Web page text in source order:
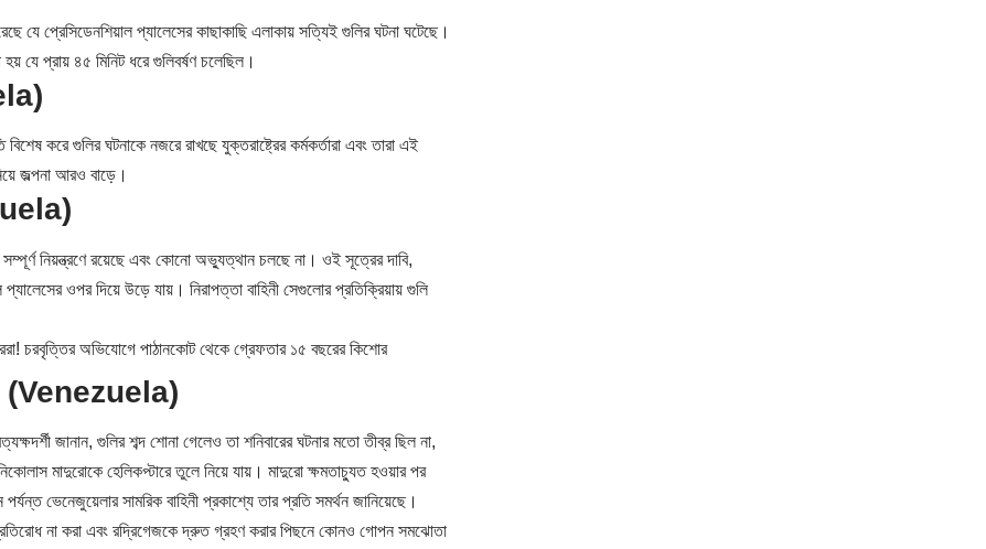
যে প্রেসিডেনশিয়াল প্যালেসের কাছাকাছি এলাকায় সত্যিই গুলির ঘটনা ঘটেছে।
যে প্রায় ৪৫ মিনিট ধরে গুলিবর্ষণ চলেছিল।
করে গুলির ঘটনাকে নজরে রাখছে যুক্তরাষ্ট্রের কর্মকর্তারা এবং তারা এই
জল্পনা আরও বাড়ে।
নিয়ন্ত্রণে রয়েছে এবং কোনো অভ্যুত্থান চলছে না। ওই সূত্রের দাবি,
ওপর দিয়ে উড়ে যায়। নিরাপত্তা বাহিনী সেগুলোর প্রতিক্রিয়ায় গুলি
চরবৃত্তির অভিযোগে পাঠানকোট থেকে গ্রেফতার ১৫ বছরের কিশোর
(Venezuela)
জানান, গুলির শব্দ শোনা গেলেও তা শনিবারের ঘটনার মতো তীব্র ছিল না,
নিকোলাস মাদুরোকে হেলিকপ্টারে তুলে নিয়ে যায়। মাদুরো ক্ষমতাচ্যুত হওয়ার পর
ভেনেজুয়েলার সামরিক বাহিনী প্রকাশ্যে তার প্রতি সমর্থন জানিয়েছে।
প্রতিরোধ না করা এবং রদ্রিগেজকে দ্রুত গ্রহণ করার পিছনে কোনও গোপন সমঝোতা